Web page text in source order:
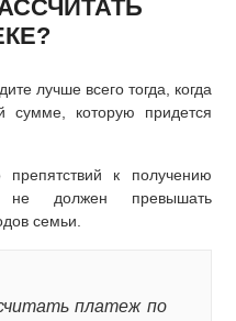
лучше всего тогда, когда
сумме, которую придется
к получению
не должен превышать
семьи.
платеж по